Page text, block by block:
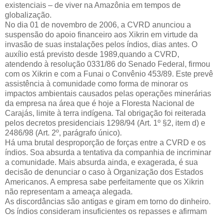
existenciais – de viver na Amazônia em tempos de
globalização.
No dia 01 de novembro de 2006, a CVRD anunciou a
suspensão do apoio financeiro aos Xikrin em virtude da
invasão de suas instalações pelos índios, dias antes. O
auxílio está previsto desde 1989,quando a CVRD,
atendendo à resolução 0331/86 do Senado Federal, firmou
com os Xikrin e com a Funai o Convênio 453/89. Este prevê
assistência à comunidade como forma de minorar os
impactos ambientais causados pelas operações minerárias
da empresa na área que é hoje a Floresta Nacional de
Carajás, limite à terra indígena. Tal obrigação foi reiterada
pelos decretos presidenciais 1298/94 (Art. 1º §2, item d) e
2486/98 (Art. 2º, parágrafo único).
Há uma brutal desproporção de forças entre a CVRD e os
índios. Soa absurda a tentativa da companhia de incriminar
a comunidade. Mais absurda ainda, e exagerada, é sua
decisão de denunciar o caso à Organização dos Estados
Americanos. A empresa sabe perfeitamente que os Xikrin
não representam a ameaça alegada.
As discordâncias são antigas e giram em torno do dinheiro.
Os índios consideram insuficientes os repasses e afirmam